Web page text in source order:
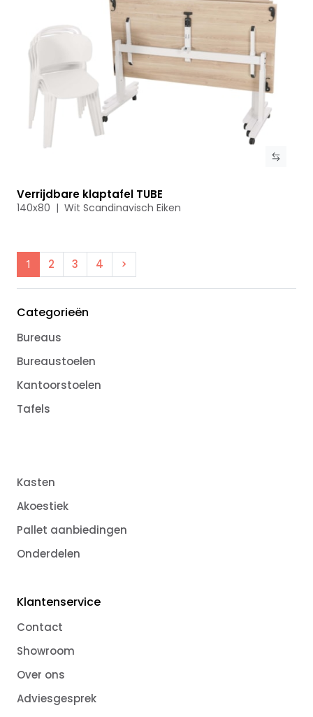
Bekijk product
Verrijdbare klaptafel TUBE
140x80 | Wit Scandinavisch Eiken
1 2 3 4 >
Categorieën
Bureaus
Bureaustoelen
Kantoorstoelen
Tafels
Kasten
Akoestiek
Pallet aanbiedingen
Onderdelen
Klantenservice
Contact
Showroom
Over ons
Adviesgesprek